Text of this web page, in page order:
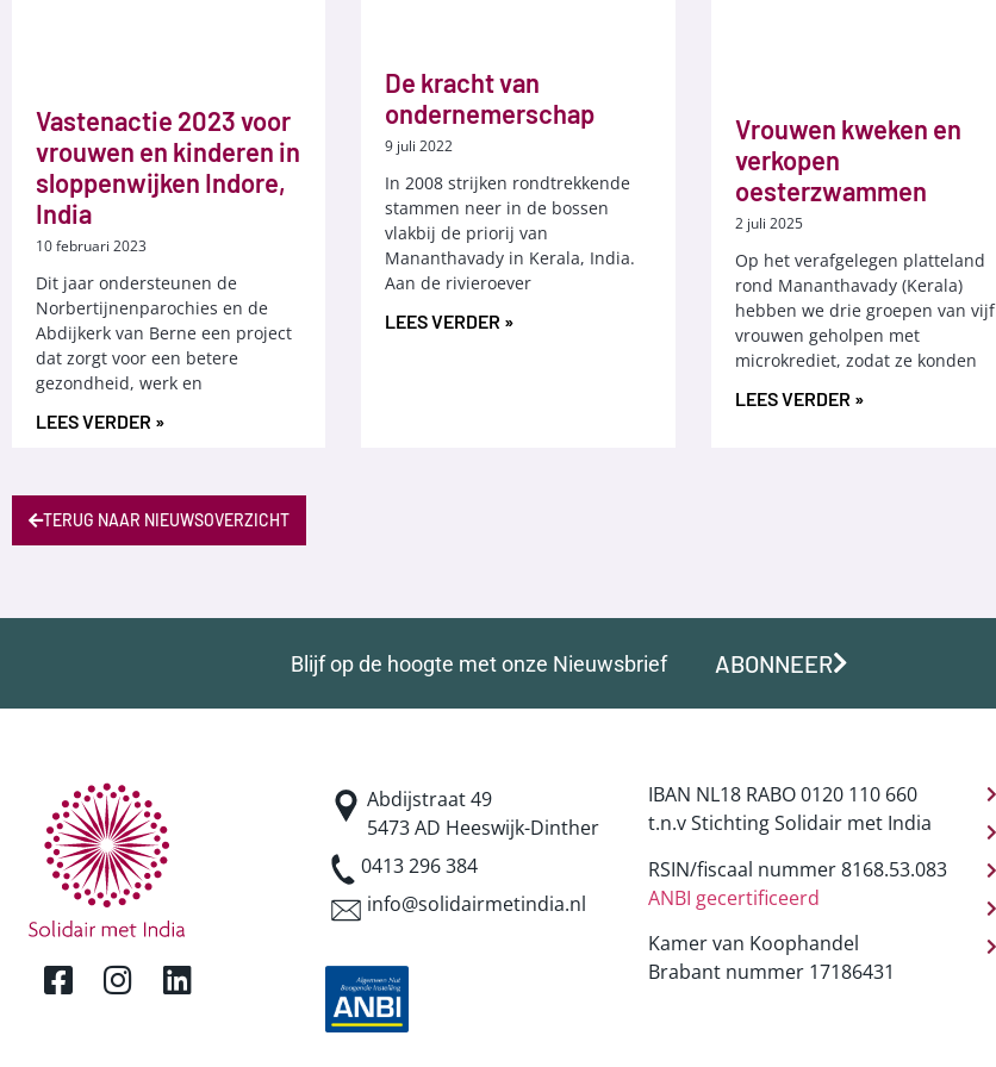
Vastenactie 2023 voor
vrouwen en kinderen in
sloppenwijken Indore,
India
10 februari 2023
Dit jaar ondersteunen de
Norbertijnenparochies en de
Abdijkerk van Berne een project
dat zorgt voor een betere
gezondheid, werk en
LEES VERDER »
De kracht van
ondernemerschap
9 juli 2022
In 2008 strijken rondtrekkende
stammen neer in de bossen
vlakbij de priorij van
Mananthavady in Kerala, India.
Aan de rivieroever
LEES VERDER »
Vrouwen kweken en
verkopen
oesterzwammen
2 juli 2025
Op het verafgelegen platteland
rond Mananthavady (Kerala)
hebben we drie groepen van vijf
vrouwen geholpen met
microkrediet, zodat ze konden
LEES VERDER »
TERUG NAAR NIEUWSOVERZICHT
Blijf op de hoogte met onze Nieuwsbrief ABONNEER
Abdijstraat 49
5473 AD Heeswijk-Dinther
0413 296 384
info@solidairmetindia.nl
IBAN NL18 RABO 0120 110 660
t.n.v Stichting Solidair met India
RSIN/fiscaal nummer 8168.53.083
ANBI gecertificeerd
Kamer van Koophandel
Brabant nummer 17186431